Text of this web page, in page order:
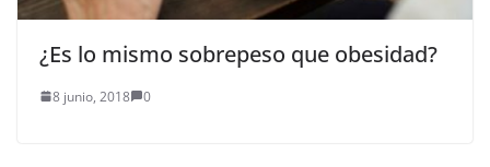
¿Es lo mismo sobrepeso que obesidad?
8 junio, 2018 0